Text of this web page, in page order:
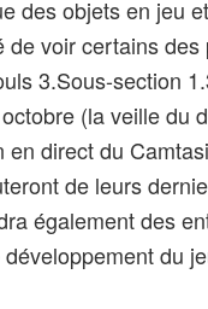
des objets en jeu
voir certains
3.Sous-section
(la veille du
direct du
de leurs
également des
du